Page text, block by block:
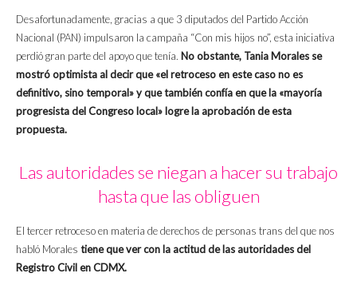
Desafortunadamente, gracias a que 3 diputados del Partido Acción
Nacional (PAN) impulsaron la campaña “Con mis hijos no”, esta iniciativa
perdió gran parte del apoyo que tenía. No obstante, Tania Morales se
mostró optimista al decir que «el retroceso en este caso no es
definitivo, sino temporal» y que también confía en que la «mayoría
progresista del Congreso local» logre la aprobación de esta
propuesta.
Las autoridades se niegan a hacer su trabajo
hasta que las obliguen
El tercer retroceso en materia de derechos de personas trans del que nos
habló Morales tiene que ver con la actitud de las autoridades del
Registro Civil en CDMX.